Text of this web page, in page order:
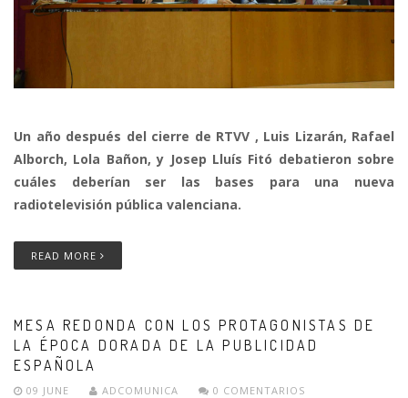
Un año después del cierre de RTVV , Luis Lizarán, Rafael
Alborch, Lola Bañon, y Josep Lluís Fitó debatieron sobre
cuáles deberían ser las bases para una nueva
radiotelevisión pública valenciana.
READ MORE
MESA REDONDA CON LOS PROTAGONISTAS DE
LA ÉPOCA DORADA DE LA PUBLICIDAD
ESPAÑOLA
09 JUNE ADCOMUNICA 0 COMENTARIOS